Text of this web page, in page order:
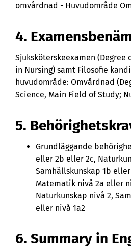
omvårdnad - Huvudområde
4.
Sjuksköterskeexamen (Degree
in Nursing) samt Filosofie
huvudområde: Omvårdnad
Science, Main Field of Study;
5.
Grundläggande
eller 2b eller 2c,
Samhällskunskap 1b eller
Matematik nivå 2a eller
Naturkunskap nivå 2,
eller nivå 1a2
6. Summary in